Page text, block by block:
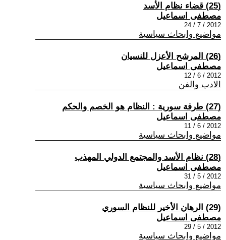
(25) قضاء نظام الأسد
مصطفى اسماعيل
2012 / 7 / 24
مواضيع وابحاث سياسية
(26) المرشح الأعزل للنسيان
مصطفى اسماعيل
2012 / 6 / 12
الادب والفن
(27) طرفة سورية : النظام هو الخصم والحكم
مصطفى اسماعيل
2012 / 6 / 11
مواضيع وابحاث سياسية
(28) نظام الأسد والمجتمع الدولي المهذب
مصطفى اسماعيل
2012 / 5 / 31
مواضيع وابحاث سياسية
(29) الرهان الأخير للنظام السوري
مصطفى اسماعيل
2012 / 5 / 29
مواضيع وابحاث سياسية